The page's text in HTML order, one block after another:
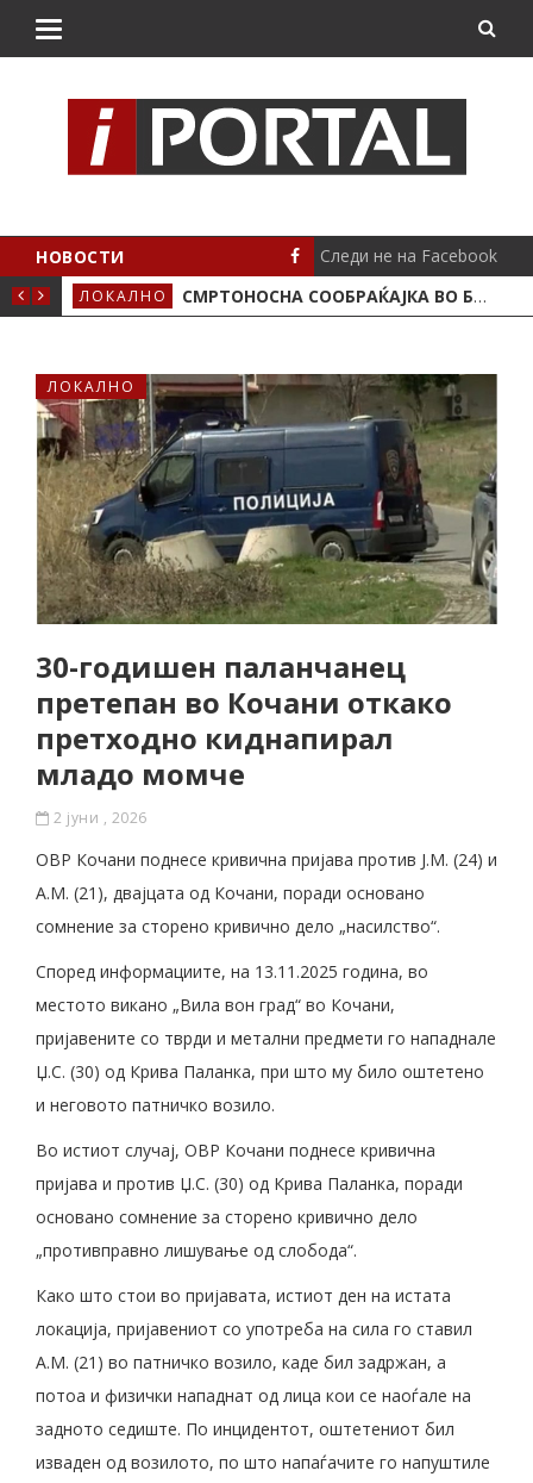
НОВОСТИ
ЛОКАЛНО СМРТОНОСНА СООБРАЌАЈКА ВО БУТЕЛ, ЖИВОТОТ ГО ЗАГУБИ 19-ГОДИШЕН МОТОЦИКЛИСТ
Следи не на Facebook
ЛОКАЛНО
30-годишен паланчанец
претепан во Кочани откако
претходно киднапирал
младо момче
2 јуни , 2026
ОВР Кочани поднесе кривична пријава против Ј.М. (24) и
А.М. (21), двајцата од Кочани, поради основано
сомнение за сторено кривично дело „насилство“.
Според информациите, на 13.11.2025 година, во
местото викано „Вила вон град“ во Кочани,
пријавените со тврди и метални предмети го нападнале
Џ.С. (30) од Крива Паланка, при што му било оштетено
и неговото патничко возило.
Во истиот случај, ОВР Кочани поднесе кривична
пријава и против Џ.С. (30) од Крива Паланка, поради
основано сомнение за сторено кривично дело
„противправно лишување од слобода“.
Како што стои во пријавата, истиот ден на истата
локација, пријавениот со употреба на сила го ставил
А.М. (21) во патничко возило, каде бил задржан, а
потоа и физички нападнат од лица кои се наоѓале на
задното седиште. По инцидентот, оштетениот бил
изваден од возилото, по што напаѓачите го напуштиле